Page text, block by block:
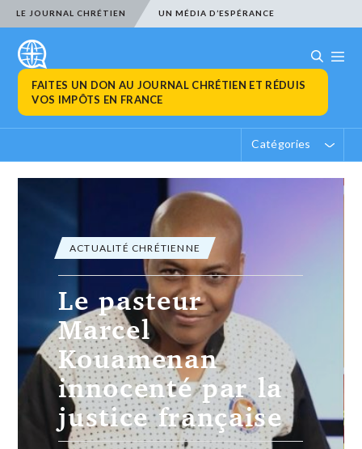
LE JOURNAL CHRÉTIEN UN MÉDIA D’ESPÉRANCE
FAITES UN DON AU JOURNAL CHRÉTIEN ET RÉDUIS
VOS IMPÔTS EN FRANCE
Catégories
ACTUALITÉ CHRÉTIENNE
Le pasteur
Marcel
Kouamenan
innocenté par la
justice française